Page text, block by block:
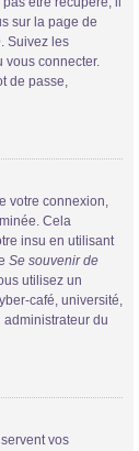
sur la page de
. Suivez les
vous connecter.
de passe,
votre connexion,
Cela
insu en utilisant
Se souvenir de
utilisez un
café, université,
administrateur du
vos